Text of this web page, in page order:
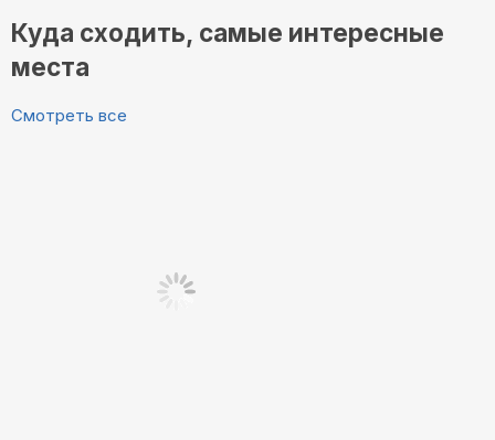
Куда сходить, самые интересные
места
Смотреть все